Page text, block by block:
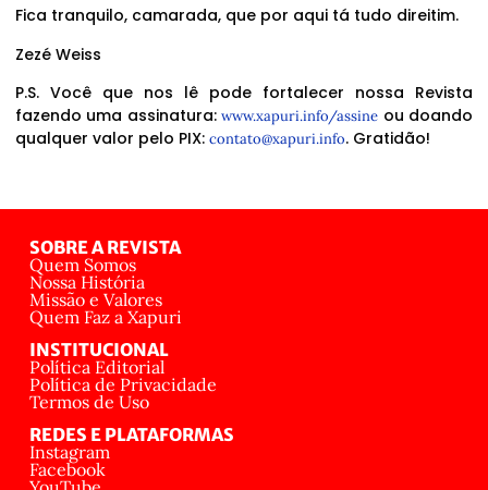
Fica tranquilo, camarada, que por aqui tá tudo direitim.
Zezé Weiss
P.S. Você que nos lê pode fortalecer nossa Revista
fazendo uma assinatura:www.xapuri.info/assine ou doando
qualquer valor pelo PIX: contato@xapuri.info. Gratidão!
SOBRE A REVISTA
Quem Somos
Nossa História
Missão e Valores
Quem Faz a Xapuri
INSTITUCIONAL
Política Editorial
Política de Privacidade
Termos de Uso
REDES E PLATAFORMAS
Instagram
Facebook